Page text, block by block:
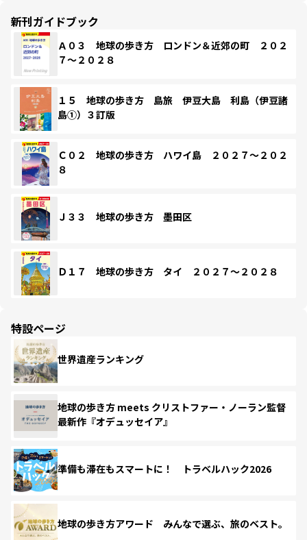
新刊ガイドブック
Ａ０３ 地球の歩き方 ロンドン＆近郊の町 ２０２
７～２０２８
１５ 地球の歩き方 島旅 伊豆大島 利島（伊豆諸
島①）３訂版
Ｃ０２ 地球の歩き方 ハワイ島 ２０２７～２０２
８
Ｊ３３ 地球の歩き方 墨田区
Ｄ１７ 地球の歩き方 タイ ２０２７～２０２８
特設ページ
世界遺産ランキング
地球の歩き方 meets クリストファー・ノーラン監督
最新作『オデュッセイア』
準備も滞在もスマートに！ トラベルハック2026
地球の歩き方アワード みんなで選ぶ、旅のベスト。